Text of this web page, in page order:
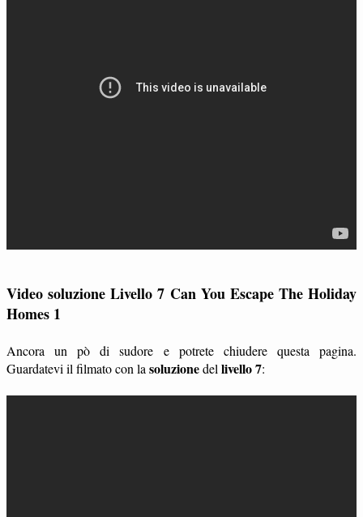
Video soluzione Livello 7 Can You Escape The Holiday
Homes 1
Ancora un pò di sudore e potrete chiudere questa pagina.
Guardatevi il filmato con lasoluzionedellivello 7: